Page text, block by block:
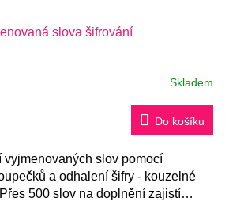
slova šifrování
Skladem
Do košíku
slov pomocí
a odhalení šifry - kouzelné
500 slov na doplnění zajistí